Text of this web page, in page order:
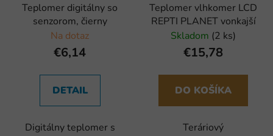
Teplomer digitálny so
senzorom, čierny
Na dotaz
€6,14
DETAIL
Digitálny teplomer s
Teplomer vlhkomer LCD
REPTI PLANET vonkajší
Skladom (2 ks)
€15,78
DO KOŠÍKA
Teráriový